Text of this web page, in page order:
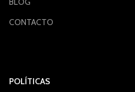
CONTACTO
POLÍTICAS